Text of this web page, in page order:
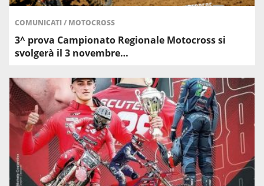
COMUNICATI/ MOTOCROSS
3^ prova Campionato Regionale Motocross si
svolgerà il 3 novembre…